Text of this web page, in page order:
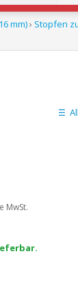
mm)› Stopfen
MwSt.